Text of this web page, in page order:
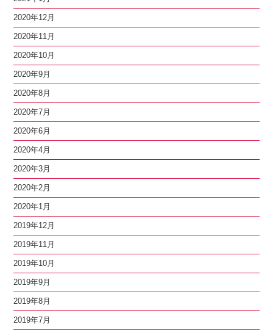
2020年12月
2020年11月
2020年10月
2020年9月
2020年8月
2020年7月
2020年6月
2020年4月
2020年3月
2020年2月
2020年1月
2019年12月
2019年11月
2019年10月
2019年9月
2019年8月
2019年7月